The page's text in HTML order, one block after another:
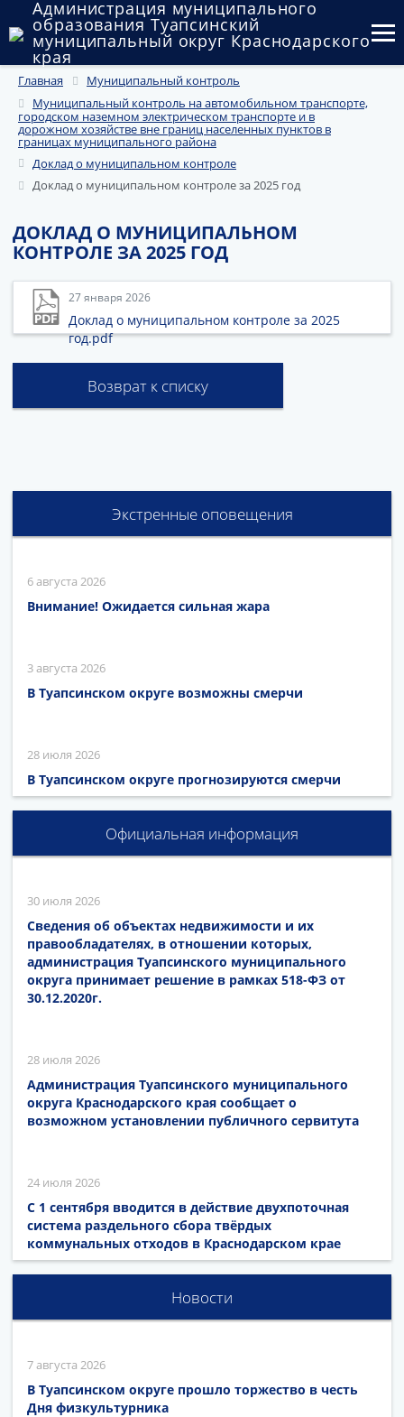
Администрация муниципального
образования Туапсинский
муниципальный округ Краснодарского
края
Округ
Администрация
Муниципальные закупки
Муниципальное имущество
Публичные слушания и общественные обсуждения
Документы
Главная
Муниципальный контроль
Муниципальный контроль на автомобильном транспорте,
городском наземном электрическом транспорте и в
дорожном хозяйстве вне границ населенных пунктов в
границах муниципального района
Доклад о муниципальном контроле
Доклад о муниципальном контроле за 2025 год
ДОКЛАД О МУНИЦИПАЛЬНОМ
КОНТРОЛЕ ЗА 2025 ГОД
27 января 2026
Доклад о муниципальном контроле за 2025
год.pdf
Возврат к списку
Экстренные оповещения
6 августа 2026
Внимание! Ожидается сильная жара
3 августа 2026
В Туапсинском округе возможны смерчи
28 июля 2026
В Туапсинском округе прогнозируются смерчи
Официальная информация
30 июля 2026
Сведения об объектах недвижимости и их
правообладателях, в отношении которых,
администрация Туапсинского муниципального
округа принимает решение в рамках 518-ФЗ от
30.12.2020г.
28 июля 2026
Администрация Туапсинского муниципального
округа Краснодарского края сообщает о
возможном установлении публичного сервитута
24 июля 2026
С 1 сентября вводится в действие двухпоточная
система раздельного сбора твёрдых
коммунальных отходов в Краснодарском крае
Новости
7 августа 2026
В Туапсинском округе прошло торжество в честь
Дня физкультурника